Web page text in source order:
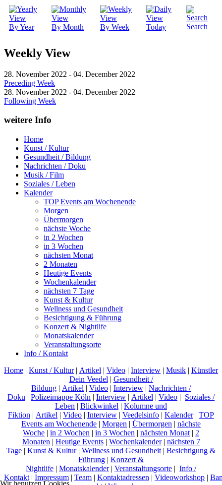
By Year By Month By Week Today Search
Weekly View
28. November 2022 - 04. December 2022
Preceding Week
28. November 2022 - 04. December 2022
Following Week
weitere Info
Home
Kunst / Kultur
Gesundheit / Bildung
Nachrichten / Doku
Musik / Film
Soziales / Leben
Kalender
TOP Events am Wochenende
Morgen
Übermorgen
nächste Woche
in 2 Wochen
in 3 Wochen
nächsten Monat
2 Monaten
Heutige Events
Wochenkalender
nächsten 7 Tage
Kunst & Kultur
Wellness und Gesundheit
Besichtigung & Führung
Konzert & Nightlife
Monatskalender
Veranstaltungsorte
Info / Kontakt
Home | Kunst / Kultur| Artikel | Video | Interview | Musik | Künstler
Dein Veedel | Gesundheit /
Bildung | Artikel | Video | Interview | Nachrichten /
Doku | Polizeimappe Köln | Interview | Artikel | Video | Soziales /
Leben | Blickwinkel | Kolumne und
Fiktion | Artikel | Video | Interview | Veedelsinfo | Kalender| TOP
Events am Wochenende | Morgen | Übermorgen | nächste
Woche | in 2 Wochen | in 3 Wochen | nächsten Monat | 2
Monaten | Heutige Events| Wochenkalender| nächsten 7
Tage | Kunst & Kultur| Wellness und Gesundheit | Besichtigung &
Führung | Konzert &
Nightlife | Monatskalender| Veranstaltungsorte | Info /
Kontakt | Impressum | Team | Kontaktadressen | Videoworkshop |
Wir benutzen Cookies